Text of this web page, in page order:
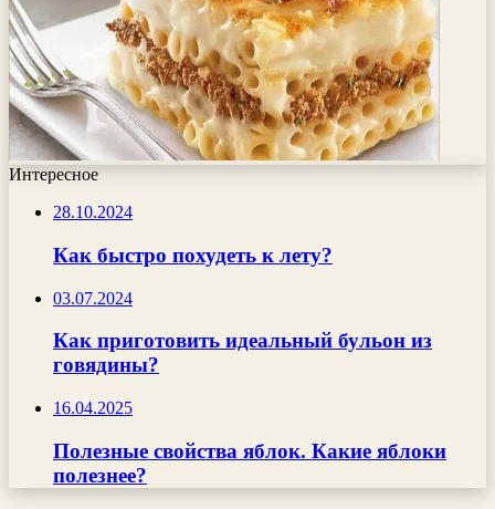
Интересное
28.10.2024
Как быстро похудеть к лету?
03.07.2024
Как приготовить идеальный бульон из
говядины?
16.04.2025
Полезные свойства яблок. Какие яблоки
полезнее?